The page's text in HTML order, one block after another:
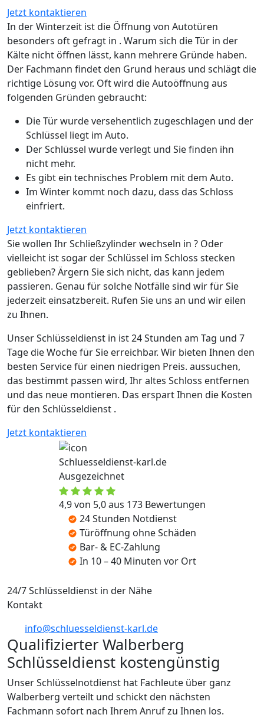
Jetzt kontaktieren
In der Winterzeit ist die Öffnung von Autotüren
besonders oft gefragt in . Warum sich die Tür in der
Kälte nicht öffnen lässt, kann mehrere Gründe haben.
Der Fachmann findet den Grund heraus und schlägt die
richtige Lösung vor. Oft wird die Autoöffnung aus
folgenden Gründen gebraucht:
Die Tür wurde versehentlich zugeschlagen und der
Schlüssel liegt im Auto.
Der Schlüssel wurde verlegt und Sie finden ihn
nicht mehr.
Es gibt ein technisches Problem mit dem Auto.
Im Winter kommt noch dazu, dass das Schloss
einfriert.
Jetzt kontaktieren
Sie wollen Ihr Schließzylinder wechseln in ? Oder
vielleicht ist sogar der Schlüssel im Schloss stecken
geblieben? Ärgern Sie sich nicht, das kann jedem
passieren. Genau für solche Notfälle sind wir für Sie
jederzeit einsatzbereit. Rufen Sie uns an und wir eilen
zu Ihnen.
Unser Schlüsseldienst in ist 24 Stunden am Tag und 7
Tage die Woche für Sie erreichbar. Wir bieten Ihnen den
besten Service für einen niedrigen Preis. aussuchen,
das bestimmt passen wird, Ihr altes Schloss entfernen
und das neue montieren. Das erspart Ihnen die Kosten
für den Schlüsseldienst .
Jetzt kontaktieren
Schluesseldienst-karl.de
Ausgezeichnet
4,9 von 5,0 aus 173 Bewertungen
24 Stunden Notdienst
Türöffnung ohne Schäden
Bar- & EC-Zahlung
In 10 – 40 Minuten vor Ort
24/7 Schlüsseldienst in der Nähe
Kontakt
info@schluesseldienst-karl.de
Qualifizierter Walberberg
Schlüsseldienst kostengünstig
Unser Schlüsselnotdienst hat Fachleute über ganz
Walberberg verteilt und schickt den nächsten
Fachmann sofort nach Ihrem Anruf zu Ihnen los.